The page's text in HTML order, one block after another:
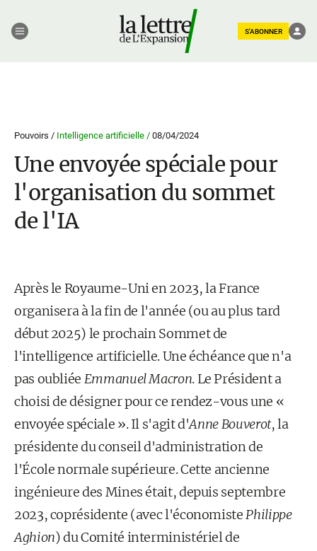
S'ABONNER
Pouvoirs / Intelligence artificielle / 08/04/2024
Une envoyée spéciale pour
l'organisation du sommet
de l'IA
Après le Royaume-Uni en 2023, la France
organisera à la fin de l'année (ou au plus tard
début 2025) le prochain Sommet de
l'intelligence artificielle. Une échéance que n'a
pas oubliée Emmanuel Macron. Le Président a
choisi de désigner pour ce rendez-vous une «
envoyée spéciale ». Il s'agit d'Anne Bouverot, la
présidente du conseil d'administration de
l'École normale supérieure. Cette ancienne
ingénieure des Mines était, depuis septembre
2023, coprésidente (avec l'économistePhilippe
Aghion) du Comité interministériel de